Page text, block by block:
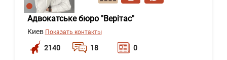
Адвокатське бюро "Верітас"
Киев Показать контакты
2140 18 0